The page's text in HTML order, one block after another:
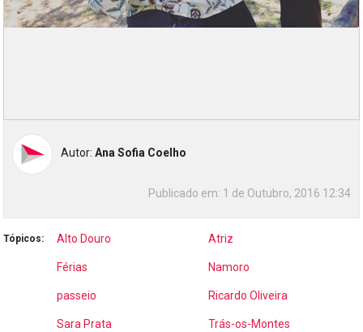
Autor:Ana Sofia Coelho
Publicado em: 1 de Outubro, 2016 12:34
Tópicos: Alto Douro Atriz
Férias Namoro
passeio Ricardo Oliveira
Sara Prata Trás-os-Montes